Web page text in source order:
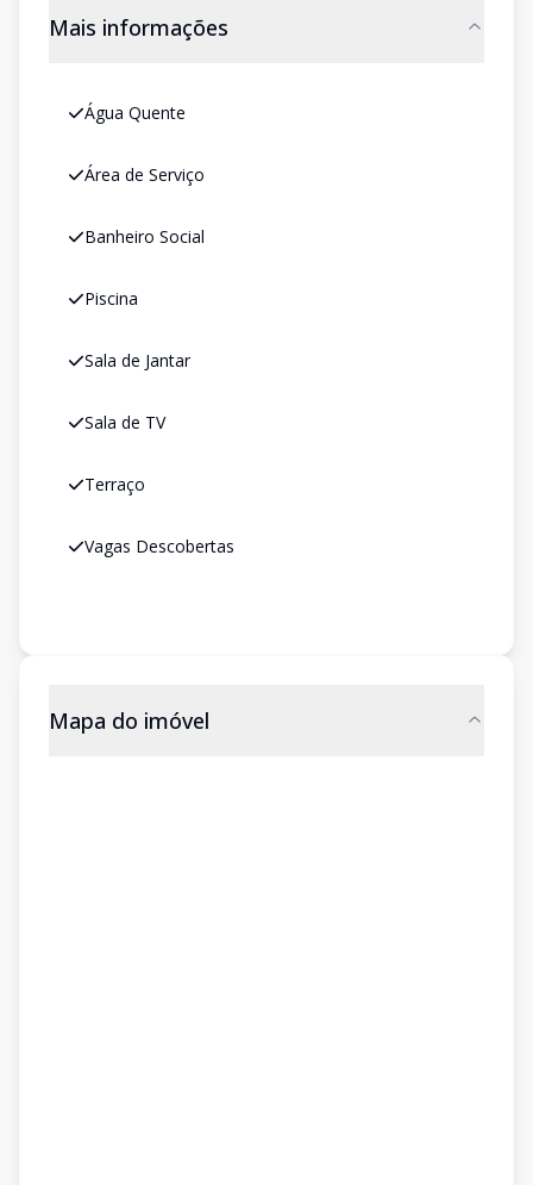
Mais informações
Água Quente
Área de Serviço
Banheiro Social
Piscina
Sala de Jantar
Sala de TV
Terraço
Vagas Descobertas
Mapa do imóvel